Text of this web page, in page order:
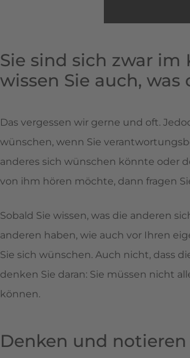
Sie sind sich zwar im
wissen Sie auch,
Das vergessen wir gerne und oft.
wünschen, wenn Sie
anderes sich wünschen könnte oder
von ihm hören möchte, dann fragen
Sobald Sie wissen, was die anderen
anderen haben, wie auch vor Ihren
Sie sich wünschen. Auch nicht, dass
denken Sie daran: Sie müssen nicht
können.
Denken und notieren